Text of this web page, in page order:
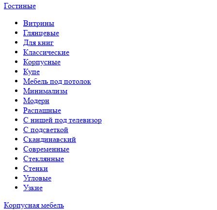
Гостиные
Витрины
Глянцевые
Для книг
Классические
Корпусные
Купе
Мебель под потолок
Минимализм
Модерн
Распашные
С нишей под телевизор
С подсветкой
Скандинавский
Современные
Стеклянные
Стенки
Угловые
Узкие
Корпусная мебель